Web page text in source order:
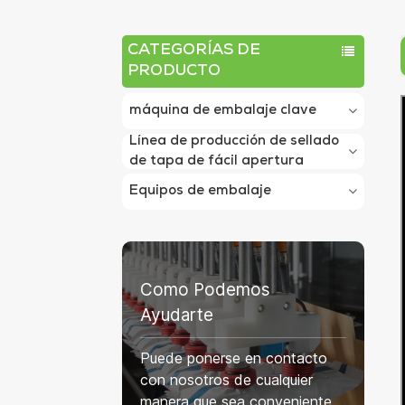
CATEGORÍAS DE
PRODUCTO
máquina de embalaje clave
Línea de producción de sellado
de tapa de fácil apertura
Equipos de embalaje
Como Podemos
Ayudarte
Puede ponerse en contacto
con nosotros de cualquier
manera que sea conveniente